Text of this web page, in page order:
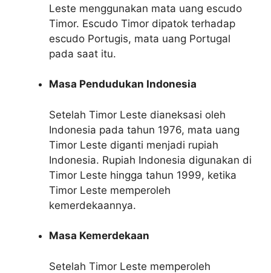
Leste menggunakan mata uang escudo
Timor. Escudo Timor dipatok terhadap
escudo Portugis, mata uang Portugal
pada saat itu.
Masa Pendudukan Indonesia
Setelah Timor Leste dianeksasi oleh
Indonesia pada tahun 1976, mata uang
Timor Leste diganti menjadi rupiah
Indonesia. Rupiah Indonesia digunakan di
Timor Leste hingga tahun 1999, ketika
Timor Leste memperoleh
kemerdekaannya.
Masa Kemerdekaan
Setelah Timor Leste memperoleh